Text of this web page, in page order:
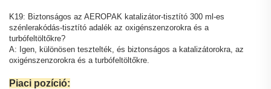
K19: Biztonságos az AEROPAK katalizátor-tisztító 300 ml-es
szénlerakódás-tisztító adalék az oxigénszenzorokra és a
turbófeltöltőkre?
A: Igen, különösen tesztelték, és biztonságos a katalizátorokra, az
oxigénszenzorokra és a turbófeltöltőkre.
Piaci pozíció: